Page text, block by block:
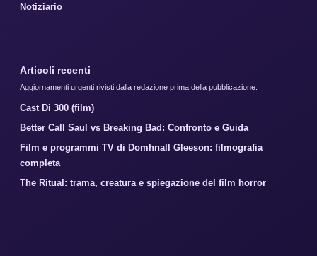
Notiziario
Articoli recenti
Aggiornamenti urgenti rivisti dalla redazione prima della pubblicazione.
Cast Di 300 (film)
Better Call Saul vs Breaking Bad: Confronto e Guida
Film e programmi TV di Domhnall Gleeson: filmografia
completa
The Ritual: trama, creatura e spiegazione del film horror